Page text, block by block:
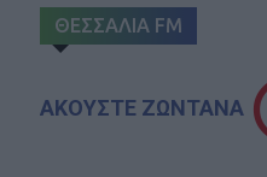
ΘΕΣΣΑΛΙΑ FM
ΑΚΟΥΣΤΕ ΖΩΝΤΑΝΑ